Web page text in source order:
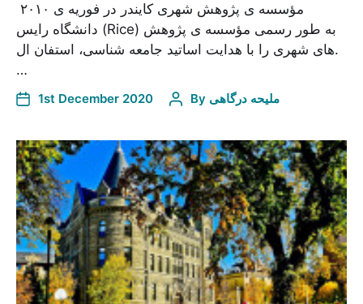
دانشگاه رایس (Rice) به طور رسمی مؤسسه ی پژوهش
های شهری را با هدایت اساتید جامعه شناسی، استفان ال.
…
1st December 2020 By ملیحه درگاهی